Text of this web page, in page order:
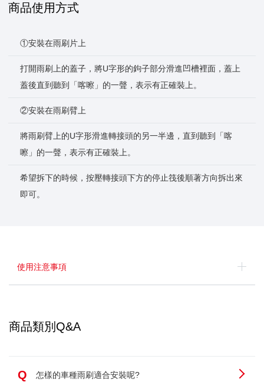
商品使用方式
①安裝在雨刷片上
打開雨刷上的蓋子，將U字形的鉤子部分滑進凹槽裡面，蓋上
蓋後直到聽到「喀嚓」的一聲，表示有正確裝上。
②安裝在雨刷臂上
將雨刷臂上的U字形滑進轉接頭的另一半邊，直到聽到「喀
嚓」的一聲，表示有正確裝上。
希望拆下的時候，按壓轉接頭下方的停止筏後順著方向拆出來
即可。
使用注意事項
商品類別Q&A
Q 怎樣的車種雨刷適合安裝呢?